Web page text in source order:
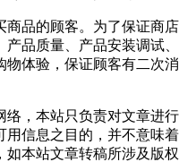
品的顾客。为了保证商店
品质量、产品安装调试、
物体验，保证顾客有二次消
络，本站只负责对文章进行
用信息之目的，并不意味着
如本站文章转稿所涉及版权